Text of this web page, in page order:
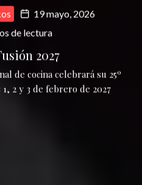
19 mayo, 2026
de lectura
2027
de cocina celebrará su 25º
2 y 3 de febrero de 2027